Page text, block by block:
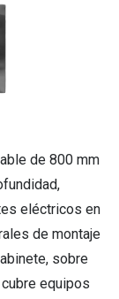
de 800 mm
eléctricos en
de montaje
sobre
equipos